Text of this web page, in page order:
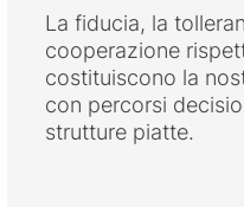
La fiducia, la
cooperazione
costituiscono la
con percorsi
strutture piatte.